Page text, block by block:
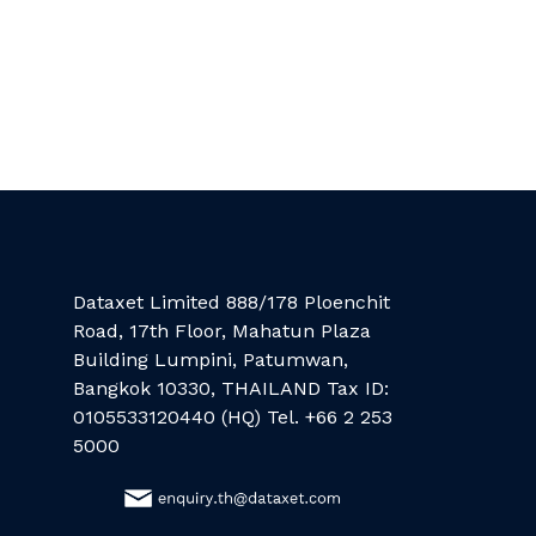
Dataxet Limited 888/178 Ploenchit
Road, 17th Floor, Mahatun Plaza
Building Lumpini, Patumwan,
Bangkok 10330, THAILAND Tax ID:
0105533120440 (HQ) Tel. +66 2 253
5000